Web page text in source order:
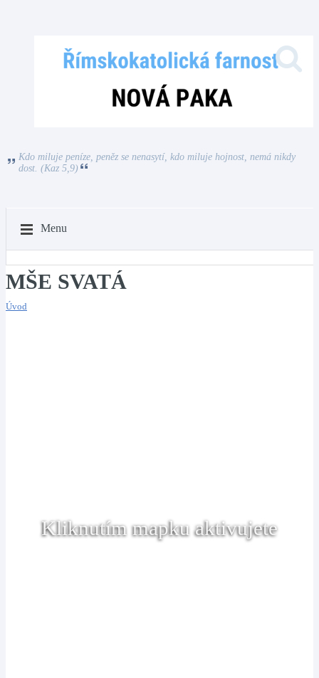
Kdo miluje peníze, peněz se nenasytí, kdo miluje hojnost, nemá nikdy
dost. (Kaz 5,9)
Menu
MŠE SVATÁ
Úvod
Kliknutím mapku aktivujete